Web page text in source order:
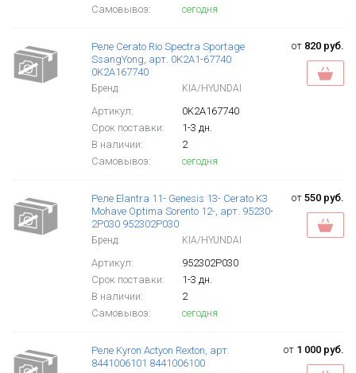
Самовывоз:
сегодня
Реле Cerato Rio Spectra Sportage
SsangYong, арт. 0K2A1-67740
0K2A167740
Бренд: KIA/HYUNDAI
Артикул:
0K2A167740
Срок поставки:
1-3 дн.
В наличии:
2
Самовывоз:
сегодня
от 820 руб.
Реле Elantra 11- Genesis 13- Cerato K3
Mohave Optima Sorento 12-, арт. 95230-
2P030 952302P030
Бренд: KIA/HYUNDAI
Артикул:
952302P030
Срок поставки:
1-3 дн.
В наличии:
2
Самовывоз:
сегодня
от 550 руб.
Реле Kyron Actyon Rexton, арт.
8441006101 8441006100
от 1 000 руб.